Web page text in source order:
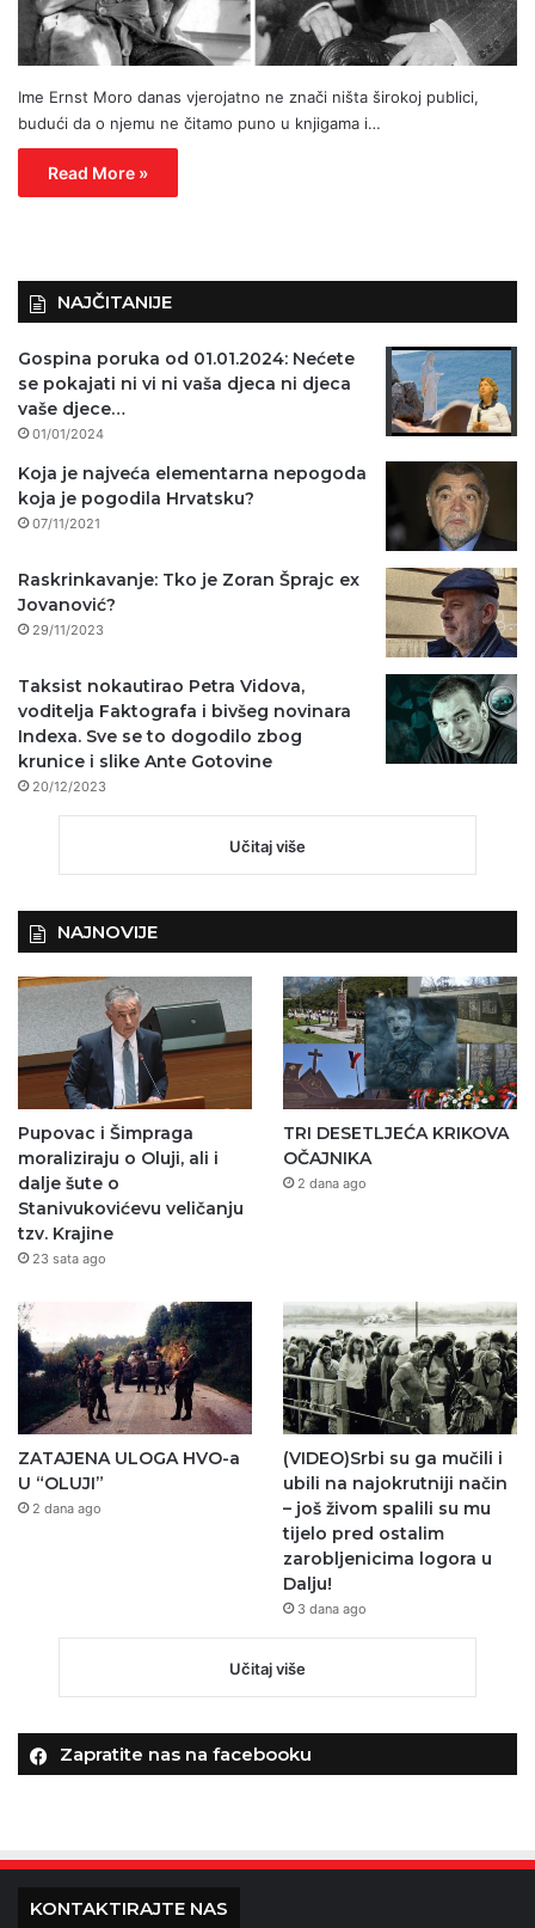
Ime Ernst Moro danas vjerojatno ne znači ništa širokoj publici,
budući da o njemu ne čitamo puno u knjigama i…
Read More »
NAJČITANIJE
Gospina poruka od 01.01.2024: Nećete
se pokajati ni vi ni vaša djeca ni djeca
vaše djece…
01/01/2024
Koja je najveća elementarna nepogoda
koja je pogodila Hrvatsku?
07/11/2021
Raskrinkavanje: Tko je Zoran Šprajc ex
Jovanović?
29/11/2023
Taksist nokautirao Petra Vidova,
voditelja Faktografa i bivšeg novinara
Indexa. Sve se to dogodilo zbog
krunice i slike Ante Gotovine
20/12/2023
Učitaj više
NAJNOVIJE
Pupovac i Šimpraga
moraliziraju o Oluji, ali i
dalje šute o
Stanivukovićevu veličanju
tzv. Krajine
23 sata ago
TRI DESETLJEĆA KRIKOVA
OČAJNIKA
2 dana ago
ZATAJENA ULOGA HVO-a
U “OLUJI”
2 dana ago
(VIDEO)Srbi su ga mučili i
ubili na najokrutniji način
– još živom spalili su mu
tijelo pred ostalim
zarobljenicima logora u
Dalju!
3 dana ago
Učitaj više
Zapratite nas na facebooku
KONTAKTIRAJTE NAS